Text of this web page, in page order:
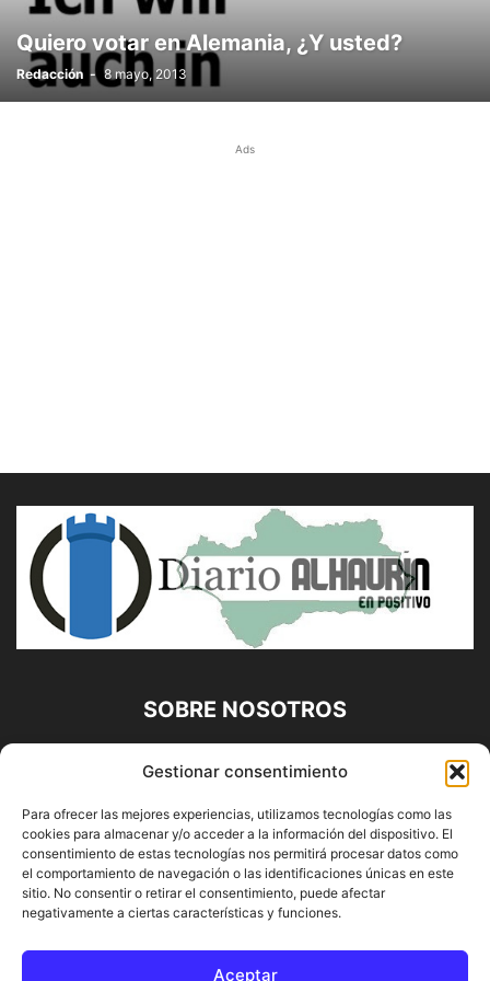
Gestionar consentimiento
Para ofrecer las mejores experiencias, utilizamos tecnologías como las
cookies para almacenar y/o acceder a la información del dispositivo. El
consentimiento de estas tecnologías nos permitirá procesar datos como
el comportamiento de navegación o las identificaciones únicas en este
sitio. No consentir o retirar el consentimiento, puede afectar
negativamente a ciertas características y funciones.
Aceptar
Quiero votar en Alemania, ¿Y usted?
Redacción - 8 mayo, 2013
Ads
SOBRE NOSOTROS
Diario Alhaurín (www.alhaurindelatorre.com) Propiedad de
Francisco E. López López | 639 95 71 95 | Noticias de
Alhaurín de la Torre, Málaga y Provincia|
Contáctanos:info@alhaurindelatorre.com
SÍGUENOS